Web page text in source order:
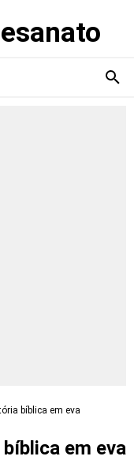
bíblica em eva
em eva